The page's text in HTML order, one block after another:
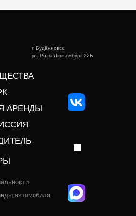
г. Будённовск
ул. Розы Люксембург 32Б
АРЕНДЫ
автомобиля